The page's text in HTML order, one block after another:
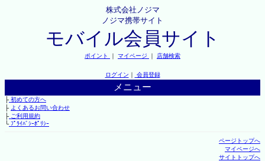
株式会社ノジマ
ノジマ携帯サイト
モバイル会員サイト
ポイント ｜ マイページ ｜ 店舗検索
ログイン ｜ 会員登録
メニュー
├初めての方へ
├ よくあるお問い合わせ
├ご利用規約
└ﾌﾟﾗｲﾊﾞｼｰﾎﾟﾘｼｰ
ページトップへ
マイページへ
サイトトップへ